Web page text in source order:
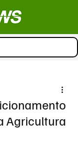
Agricultura